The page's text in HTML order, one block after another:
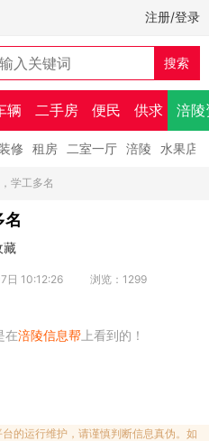
注册/登录
辆 二手房 便民 供求 涪陵
修 租房 二室一厅 涪陵 水果店
学工多名
名
藏
日 10:12:26 浏览：1299
在涪陵信息帮 上看到的！
的运行维护，请谨慎判断信息真伪。如